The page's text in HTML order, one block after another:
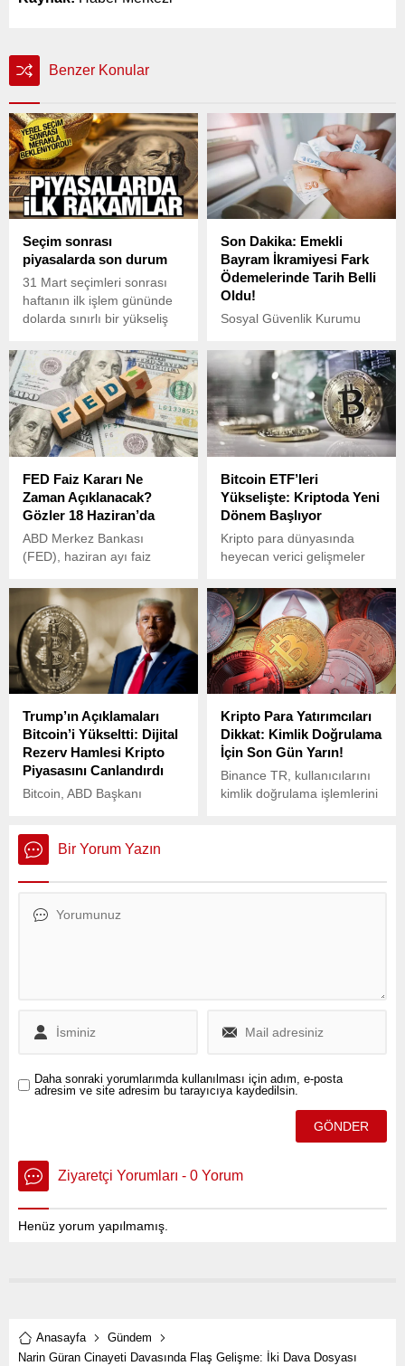
Benzer Konular
Seçim sonrası
piyasalarda son durum
31 Mart seçimleri sonrası
haftanın ilk işlem gününde
dolarda sınırlı bir yükseliş
TL'de hareket eden dolar,
güne 32,42 TL'den başladı.
Gram altın ise şu
dakikalarda yüzde 1,24
artışla 2.358 liradan alıcı
buluyor.
Son Dakika: Emekli
Bayram İkramiyesi Fark
Ödemelerinde Tarih Belli
Oldu!
Sosyal Güvenlik Kurumu
ve Kurban Bayramı’nda
verilen ikramiyelerin fark
ödemeleriyle ilgili yeni bir
duyuru yaptı.
FED Faiz Kararı Ne
Zaman Açıklanacak?
Gözler 18 Haziran’da
ABD Merkez Bankası
(FED), haziran ayı faiz
hazırlanıyor. Piyasalarda
merakla beklenen bu kritik
karar, 17-18 Haziran
tarihlerinde yapılacak
Federal Açık Piyasa
Komitesi (FOMC)
duyurulacak.
Bitcoin ETF’leri
Yükselişte: Kriptoda Yeni
Dönem Başlıyor
Kripto para dünyasında
heyecan verici gelişmeler
Trump’ın Açıklamaları
Bitcoin’i Yükseltti: Dijital
Rezerv Hamlesi Kripto
Piyasasını Canlandırdı
Bitcoin, ABD Başkanı
stratejik rezerv
oluşturulması fikrini
gündeme getirmesiyle
Kripto Para Yatırımcıları
Dikkat: Kimlik Doğrulama
İçin Son Gün Yarın!
Binance TR, kullanıcılarını
kimlik doğrulama işlemlerini
kimlik doğrulama sürecinin
Bir Yorum Yazın
Daha sonraki yorumlarımda kullanılması için adım, e-posta
adresim ve site adresim bu tarayıcıya kaydedilsin.
Ziyaretçi Yorumları - 0 Yorum
Henüz yorum yapılmamış.
Anasayfa
Gündem
Narin Güran Cinayeti Davasında Flaş Gelişme: İki Dava Dosyası